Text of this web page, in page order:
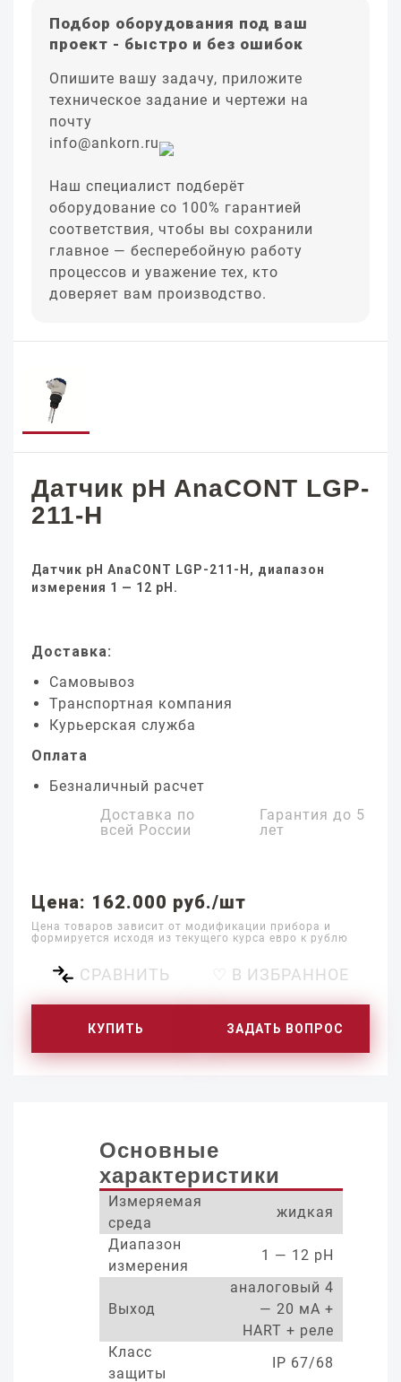
Подбор оборудования под ваш
проект - быстро и без ошибок
Опишите вашу задачу, приложите
техническое задание и чертежи на
почту
info@ankorn.ru
Наш специалист подберёт
оборудование со 100% гарантией
соответствия, чтобы вы сохранили
главное — бесперебойную работу
процессов и уважение тех, кто
доверяет вам производство.
Датчик pH AnaCONT LGP-
211-H
Датчик pH AnaCONT LGP-211-H, диапазон
измерения 1 — 12 pH.
Доставка:
Самовывоз
Транспортная компания
Курьерская служба
Оплата
Безналичный расчет
Доставка по
всей России
Гарантия до 5
лет
Цена: 162.000 руб./шт
Цена товаров зависит от модификации прибора и
формируется исходя из текущего курса евро к рублю
СРАВНИТЬ ♡ В ИЗБРАННОЕ
КУПИТЬ ЗАДАТЬ ВОПРОС
Основные
характеристики
Измеряемая
среда
жидкая
Диапазон
измерения
1 — 12 pH
Выход
аналоговый 4
— 20 мА +
HART + реле
Класс
защиты
IP 67/68